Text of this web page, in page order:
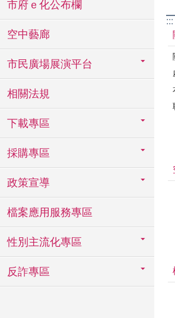
市府ｅ化公布欄
空中藝廊
市民廣場展演平台
相關法規
下載專區
採購專區
政策宣導
檔案應用服務專區
性別主流化專區
反詐專區
:::